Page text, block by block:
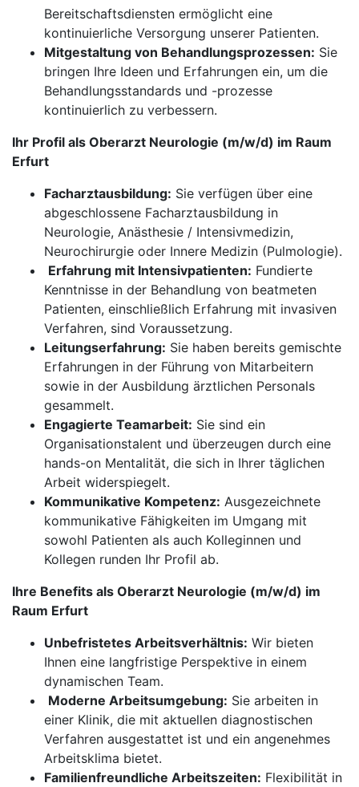
Bereitschaftsdiensten ermöglicht eine
kontinuierliche Versorgung unserer Patienten.
Mitgestaltung von Behandlungsprozessen: Sie
bringen Ihre Ideen und Erfahrungen ein, um die
Behandlungsstandards und -prozesse
kontinuierlich zu verbessern.
Ihr Profil als Oberarzt Neurologie (m/w/d) im Raum
Erfurt
Facharztausbildung: Sie verfügen über eine
abgeschlossene Facharztausbildung in
Neurologie, Anästhesie / Intensivmedizin,
Neurochirurgie oder Innere Medizin (Pulmologie).
Erfahrung mit Intensivpatienten: Fundierte
Kenntnisse in der Behandlung von beatmeten
Patienten, einschließlich Erfahrung mit invasiven
Verfahren, sind Voraussetzung.
Leitungserfahrung: Sie haben bereits gemischte
Erfahrungen in der Führung von Mitarbeitern
sowie in der Ausbildung ärztlichen Personals
gesammelt.
Engagierte Teamarbeit: Sie sind ein
Organisationstalent und überzeugen durch eine
hands-on Mentalität, die sich in Ihrer täglichen
Arbeit widerspiegelt.
Kommunikative Kompetenz: Ausgezeichnete
kommunikative Fähigkeiten im Umgang mit
sowohl Patienten als auch Kolleginnen und
Kollegen runden Ihr Profil ab.
Ihre Benefits als Oberarzt Neurologie (m/w/d) im
Raum Erfurt
Unbefristetes Arbeitsverhältnis: Wir bieten
Ihnen eine langfristige Perspektive in einem
dynamischen Team.
Moderne Arbeitsumgebung: Sie arbeiten in
einer Klinik, die mit aktuellen diagnostischen
Verfahren ausgestattet ist und ein angenehmes
Arbeitsklima bietet.
Familienfreundliche Arbeitszeiten: Flexibilität in